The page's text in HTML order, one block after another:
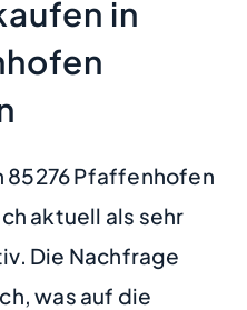
in
85276 Pfaffenhofen
aktuell als sehr
Die Nachfrage
was auf die